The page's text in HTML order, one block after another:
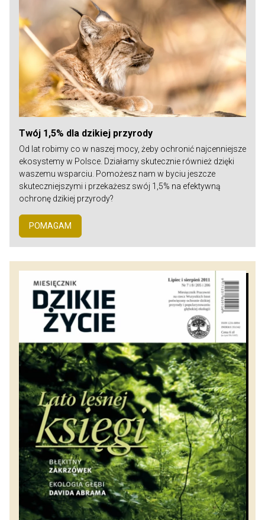
Twój 1,5% dla dzikiej przyrody
Od lat robimy co w naszej mocy, żeby ochronić najcenniejsze
ekosystemy w Polsce. Działamy skutecznie również dzięki
waszemu wsparciu. Pomożesz nam w byciu jeszcze
skuteczniejszymi i przekażesz swój 1,5% na efektywną
ochronę dzikiej przyrody?
POMAGAM